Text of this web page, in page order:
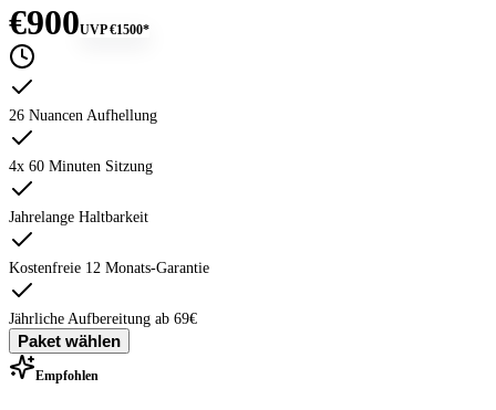
€900UVP€1500*
26 Nuancen Aufhellung
4x 60 Minuten Sitzung
Jahrelange Haltbarkeit
Kostenfreie 12 Monats-Garantie
Jährliche Aufbereitung ab 69€
Paket wählen
Empfohlen